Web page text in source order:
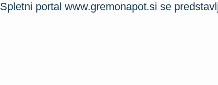
Spletni portal www.gremonapot.si se